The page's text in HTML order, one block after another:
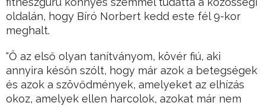
oldalán, hogy Bíró Norbert kedd este fél 9-kor
meghalt.
“Ő az első olyan tanítványom, kövér fiú, aki
annyira későn szólt, hogy már azok a betegségek
és azok a szövődmények, amelyeket az elhízás
okoz, amelyek ellen harcolok, azokat már nem